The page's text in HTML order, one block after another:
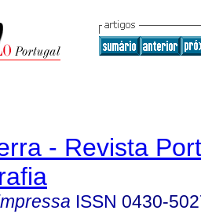
- Revista
ISSN 0430-